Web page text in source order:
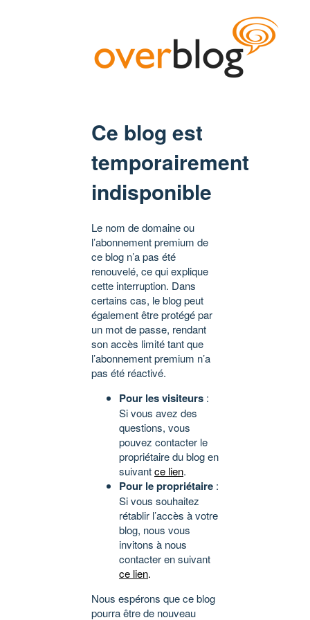
Ce blog est
temporairement
indisponible
Le nom de domaine ou
l’abonnement premium de
ce blog n’a pas été
renouvelé, ce qui explique
cette interruption. Dans
certains cas, le blog peut
également être protégé par
un mot de passe, rendant
son accès limité tant que
l’abonnement premium n’a
pas été réactivé.
Pour les visiteurs :
Si vous avez des
questions, vous
pouvez contacter le
propriétaire du blog en
suivantce lien.
Pour le propriétaire :
Si vous souhaitez
rétablir l’accès à votre
blog, nous vous
invitons à nous
contacter en suivant
ce lien.
Nous espérons que ce blog
pourra être de nouveau